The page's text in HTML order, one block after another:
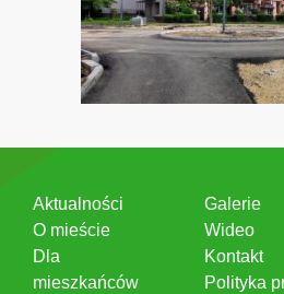
Aktualności
O mieście
Dla
mieszkańców
Galerie
Wideo
Kontakt
Polityka